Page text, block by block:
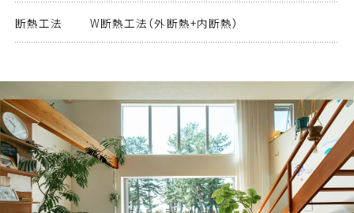
断熱工法 W断熱工法（外断熱+内断熱）